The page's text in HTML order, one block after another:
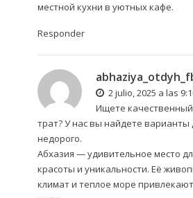
местной кухни в уютных кафе.
Responder
2 julio, 2025 a las
Ищете
трат? У нас вы найдете варианты
недорого.
Абхазия — удивительное место
красоты и уникальности. Её
климат и теплое море привлекают